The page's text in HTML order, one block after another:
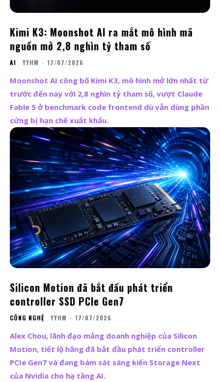
Kimi K3: Moonshot AI ra mắt mô hình mã
nguồn mở 2,8 nghìn tỷ tham số
AI YYHM - 17/07/2026
Moonshot AI công bố Kimi K3, mô hình mở lớn nhất từ
trước đến nay với 2,8 nghìn tỷ tham số, vượt Claude
Fable 5 ở benchmark code frontend dù vẫn dùng phần
cứng bị hạn chế xuất khẩu.
Silicon Motion đã bắt đầu phát triển
controller SSD PCIe Gen7
CÔNG NGHỆ YYHM - 17/07/2026
Alex Chou, lãnh đạo mảng doanh nghiệp của Silicon
Motion, tiết lộ hãng đã bắt đầu phát triển controller
PCIe Gen7 và đang bám sát sáng kiến Storage Next
của Nvidia cho hạ tầng AI.